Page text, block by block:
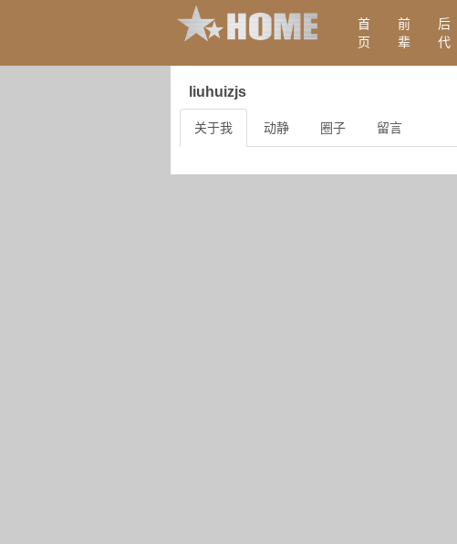
首
页
前
辈
后
代
liuhuizjs
关于我 动静 圈子 留言